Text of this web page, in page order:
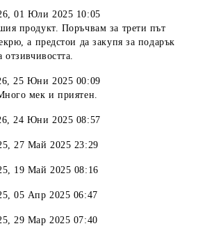
,01 Юли 2025 10:05
продукт. Поръчвам за трети път
а предстои да закупя за подарък
,25 Юни 2025 00:09
мек и приятен.
,24 Юни 2025 08:57
,27 Май 2025 23:29
, 19 Май 2025 08:16
,05 Апр 2025 06:47
,29 Мар 2025 07:40